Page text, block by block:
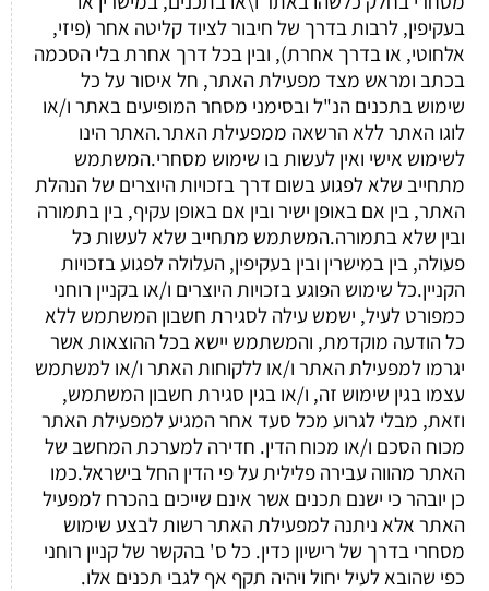
בעקיפין, לרבות בדרך של חיבור לציוד קליטה אחר (פיזי,
אלחוטי, או בדרך אחרת), ובין בכל דרך אחרת בלי הסכמה
בכתב ומראש מצד מפעילת האתר, חל איסור על כל
שימוש בתכנים הנ"ל ובסימני מסחר המופיעים באתר ו/או
לוגו האתר ללא הרשאה ממפעילת האתר.האתר הינו
לשימוש אישי ואין לעשות בו שימוש מסחרי.המשתמש
מתחייב שלא לפגוע בשום דרך בזכויות היוצרים של הנהלת
האתר, בין אם באופן ישיר ובין אם באופן עקיף, בין בתמורה
ובין שלא בתמורה.המשתמש מתחייב שלא לעשות כל
פעולה, בין במישרין ובין בעקיפין, העלולה לפגוע בזכויות
הקניין.כל שימוש הפוגע בזכויות היוצרים ו/או בקניין רוחני
כמפורט לעיל, ישמש עילה לסגירת חשבון המשתמש ללא
כל הודעה מוקדמת, והמשתמש יישא בכל ההוצאות אשר
יגרמו למפעילת האתר ו/או ללקוחות האתר ו/או למשתמש
עצמו בגין שימוש זה, ו/או בגין סגירת חשבון המשתמש,
וזאת, מבלי לגרוע מכל סעד אחר המגיע למפעילת האתר
מכוח הסכם ו/או מכוח הדין. חדירה למערכת המחשב של
האתר מהווה עבירה פלילית על פי הדין החל בישראל.כמו
כן יובהר כי ישנם תכנים אשר אינם שייכים בהכרח למפעיל
האתר אלא ניתנה למפעילת האתר רשות לבצע שימוש
מסחרי בדרך של רישיון כדין. כל ס' בהקשר של קניין רוחני
כפי שהובא לעיל יחול ויהיה תקף אף לגבי תכנים אלו.